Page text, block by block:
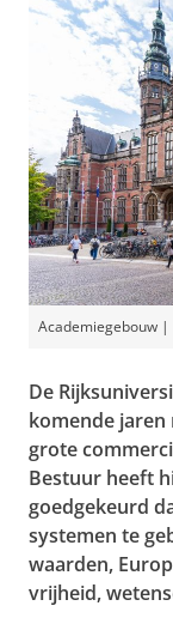
Academiegebouw |
De
komende
grote
Bestuur heeft
goedgekeurd
systemen te
waarden,
vrijheid,